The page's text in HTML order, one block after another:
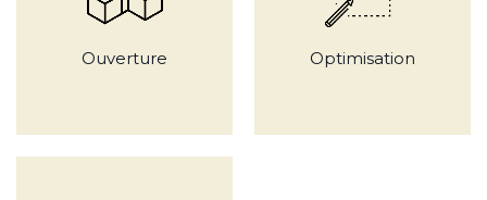
Ouverture Optimisation